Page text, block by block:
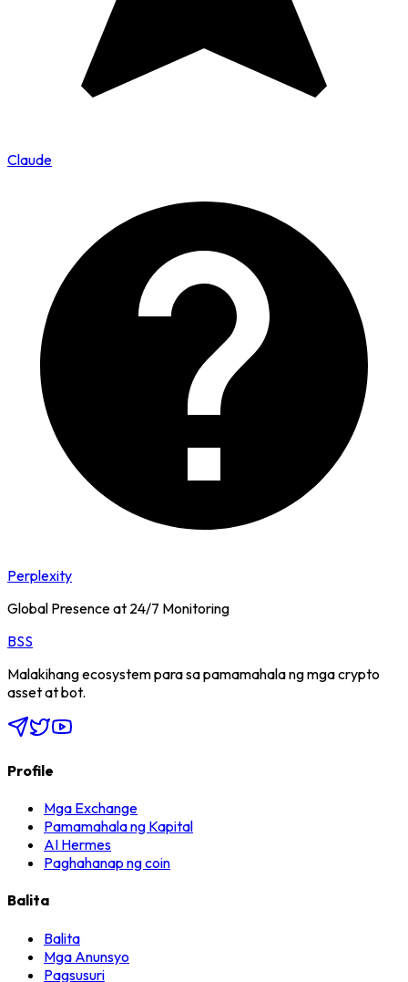
Claude
Perplexity
Global Presence at 24/7 Monitoring
BSS
Malakihang ecosystem para sa pamamahala ng mga crypto
asset at bot.
Profile
Mga Exchange
Pamamahala ng Kapital
AI Hermes
Paghahanap ng coin
Balita
Balita
Mga Anunsyo
Pagsusuri